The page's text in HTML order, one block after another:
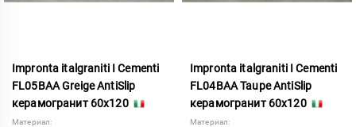
Impronta italgraniti I Cementi
FL05BAA Greige AntiSlip
керамогранит 60x120
Материал:
Impronta italgraniti I Cementi
FL04BAA Taupe AntiSlip
керамогранит 60x120
Материал: